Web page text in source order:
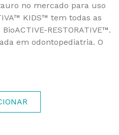
no mercado para uso
KIDS™ tem todas as
RESTORATIVE™.
em odontopediatria. O